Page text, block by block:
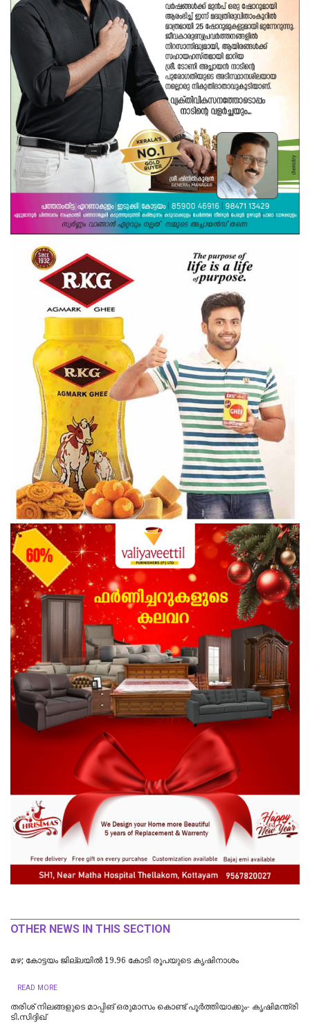
OTHER NEWS IN THIS SECTION
മഴ; കോട്ടയം ജില്ലയില്‍ 19.96 കോടി രൂപയുടെ കൃഷിനാശം
READ MORE
തരിശ് നിലങ്ങളുടെ മാപ്പിങ് ഒരുമാസം കൊണ്ട് പൂര്‍ത്തിയാക്കും- കൃഷിമന്ത്രി
ടി.സിദ്ദിഖ്